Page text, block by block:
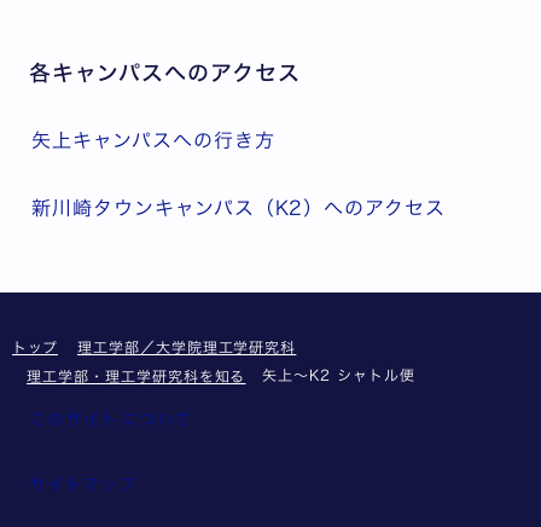
各キャンパスへのアクセス
矢上キャンパスへの行き方
新川崎タウンキャンパス（K2）へのアクセス
トップ
理工学部／大学院理工学研究科
理工学部・理工学研究科を知る
矢上～K2 シャトル便
このサイトについて
サイトマップ